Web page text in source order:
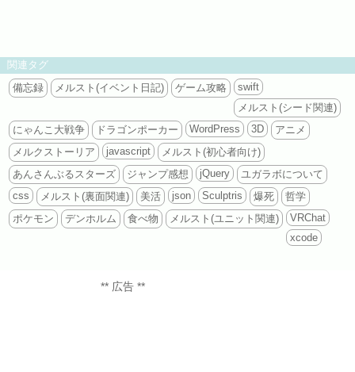
関連タグ
備忘録
メルスト(イベント日記) ゲーム攻略
swift
メルスト(シード関連)
にゃんこ大戦争
ドラゴンポーカー WordPress 3D
アニメ
メルクストーリア
javascript
メルスト(初心者向け)
あんさんぶるスターズ
ジャンプ感想 jQuery
ユガラボについて
css
メルスト(裏面関連) 美活 json Sculptris 爆死
哲学
ポケモン
デンホルム 食べ物 メルスト(ユニット関連)
VRChat
xcode
** 広告 **